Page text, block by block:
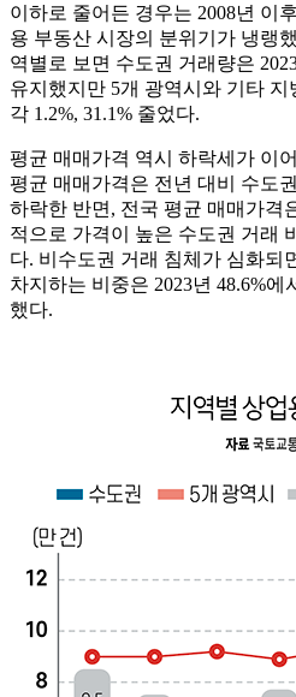
이하로 줄어든 경우는 2008년 이
용 부동산 시장의 분위기가 냉랭
역별로 보면 수도권 거래량은
유지했지만 5개 광역시와 기타
각 1.2%, 31.1% 줄었다.
평균 매매가격 역시 하락세가 이
평균 매매가격은 전년 대비 수도
하락한 반면, 전국 평균 매매가격
적으로 가격이 높은 수도권 거래
다. 비수도권 거래 침체가 심화되
차지하는 비중은 2023년 48.6%에
했다.